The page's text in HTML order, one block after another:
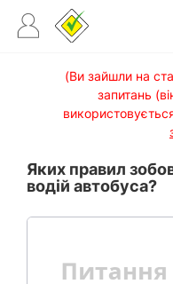
(Ви зайшли на
запитань
Яких правил
водій автобуса?